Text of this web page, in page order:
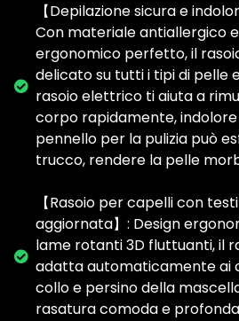
【Depilazione sicura e
Con materiale antiallergico
ergonomico perfetto, il
delicato su tutti i tipi di pelle
rasoio elettrico ti aiuta a
corpo rapidamente, indolore
pennello per la pulizia può
trucco, rendere la pelle
【Rasoio per capelli con
aggiornata】: Design
lame rotanti 3D fluttuanti, il
adatta automaticamente ai
collo e persino della
rasatura comoda e profonda